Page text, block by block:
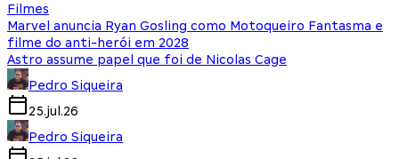
Filmes
Marvel anuncia Ryan Gosling como Motoqueiro Fantasma e
filme do anti-herói em 2028
Astro assume papel que foi de Nicolas Cage
Pedro Siqueira
25.jul.26
Pedro Siqueira